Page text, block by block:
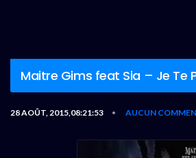
Maitre Gims feat Sia – Je Te
28 AOÛT, 2015,08:21:53 • AUCUN